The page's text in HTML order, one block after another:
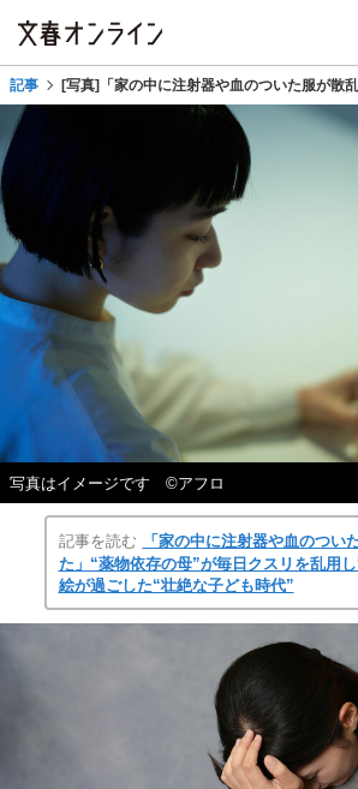
記事 [写真]「家の中に注射器や血のついた服が散
写真はイメージです ©アフロ
記事を読む
「家の中に注射器や血のつい
た」“薬物依存の母”が毎日クスリを乱用
絵が過ごした“壮絶な子ども時代”